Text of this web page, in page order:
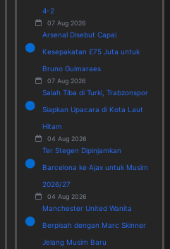
4-2
07 Aug 2026
Arsenal Disebut Capai
Kesepakatan £75 Juta untuk
Bruno Guimaraes
07 Aug 2026
Salah Tiba di Turki, Trabzonspor
Siapkan Upacara di Kota Laut
Hitam
04 Aug 2026
Ter Stegen Dipinjamkan
Barcelona ke Ajax untuk Musim
2026/27
04 Aug 2026
Manchester United Wanita
Berpisah dengan Marc Skinner
Jelang Musim Baru